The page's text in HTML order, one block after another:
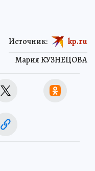
Мария КУЗНЕЦОВА
Источник: kp.ru